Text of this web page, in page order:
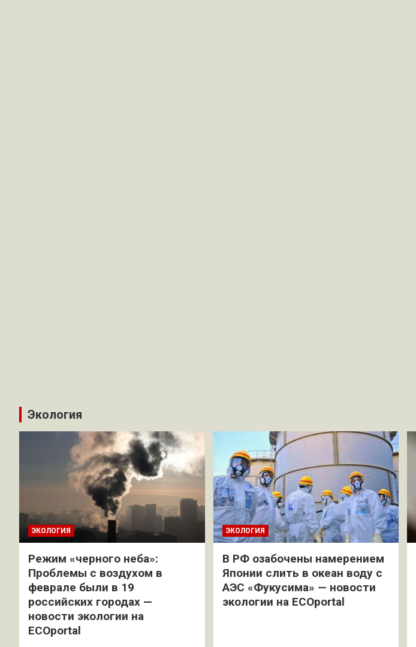
Экология
ЭКОЛОГИЯ
Режим «черного неба»:
Проблемы с воздухом в
феврале были в 19
российских городах —
новости экологии на
ECOportal
ЭКОЛОГИЯ
В РФ озабочены намерением
Японии слить в океан воду с
АЭС «Фукусима» — новости
экологии на ECOportal